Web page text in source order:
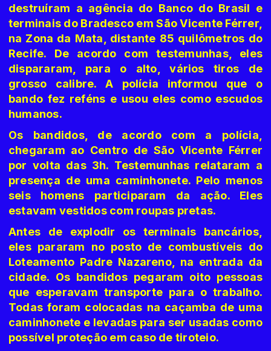
destruíram a agência do Banco do Brasil e
terminais do Bradesco em São Vicente Férrer,
na Zona da Mata, distante 85 quilômetros do
Recife. De acordo com testemunhas, eles
dispararam, para o alto, vários tiros de
grosso calibre. A polícia informou que o
bando fez reféns e usou eles como escudos
humanos.
Os bandidos, de acordo com a polícia,
chegaram ao Centro de São Vicente Férrer
por volta das 3h. Testemunhas relataram a
presença de uma caminhonete. Pelo menos
seis homens participaram da ação. Eles
estavam vestidos com roupas pretas.
Antes de explodir os terminais bancários,
eles pararam no posto de combustíveis do
Loteamento Padre Nazareno, na entrada da
cidade. Os bandidos pegaram oito pessoas
que esperavam transporte para o trabalho.
Todas foram colocadas na caçamba de uma
caminhonete e levadas para ser usadas como
possível proteção em caso de tiroteio.